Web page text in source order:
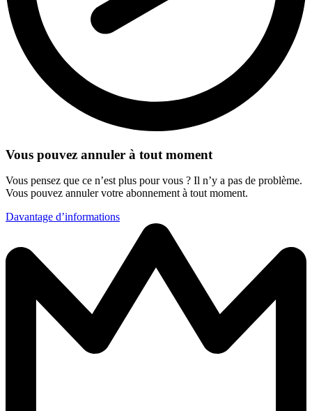
Vous pouvez annuler à tout moment
Vous pensez que ce n’est plus pour vous ? Il n’y a pas de problème.
Vous pouvez annuler votre abonnement à tout moment.
Davantage d’informations